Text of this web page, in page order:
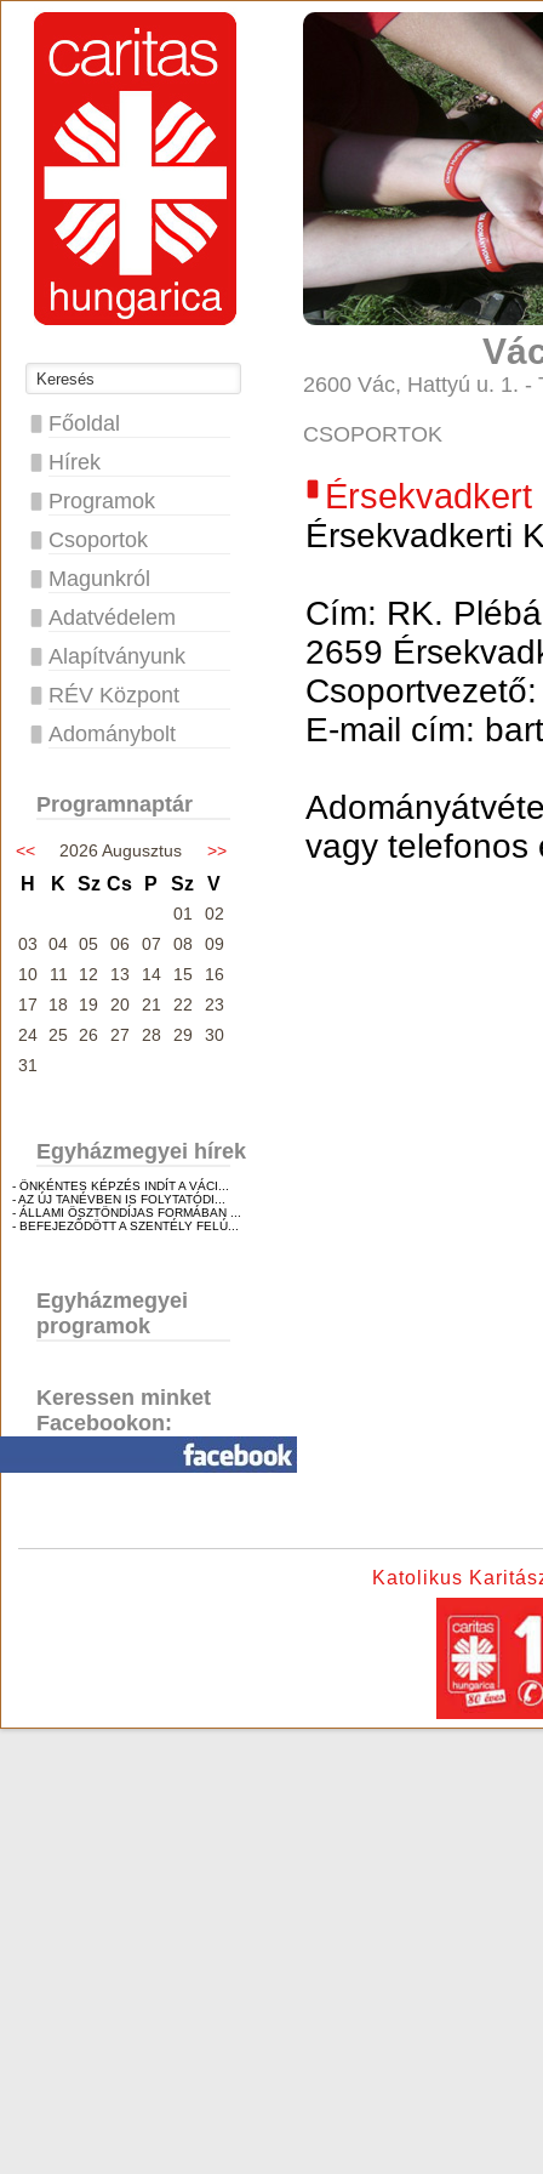
Főoldal
Hírek
Programok
Csoportok
Magunkról
Adatvédelem
Alapítványunk
RÉV Központ
Adománybolt
Programnaptár
<< 2026 Augusztus >>
H K Sz Cs P Sz V
01
02
03
04 05 06 07 08
09
10
11 12 13 14 15
16
17
18 19 20 21 22
23
24
25 26 27 28 29
30
31
Egyházmegyei hírek
- ÖNKÉNTES KÉPZÉS INDÍT A VÁCI...
- AZ ÚJ TANÉVBEN IS FOLYTATÓDI...
- ÁLLAMI ÖSZTÖNDÍJAS FORMÁBAN ...
- BEFEJEZŐDÖTT A SZENTÉLY FELÚ...
Egyházmegyei
programok
Keressen minket
Facebookon:
2600 Vác, Hattyú u. 1. -
CSOPORTOK
Érsekvadkert
Érsekvadkerti
Cím: RK.
2659
E-mail cím:
vagy telefonos
Katolikus